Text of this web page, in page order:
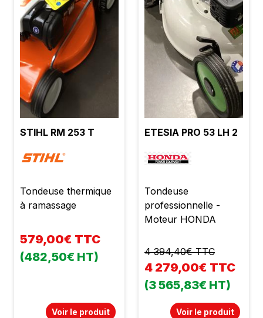
STIHL RM 253 T
Tondeuse thermique
à ramassage
579,00€ TTC
(482,50€ HT)
Voir le produit
ETESIA PRO 53 LH 2
Tondeuse
professionnelle -
Moteur HONDA
4 394,40€ TTC
4 279,00€ TTC
(3 565,83€ HT)
Voir le produit